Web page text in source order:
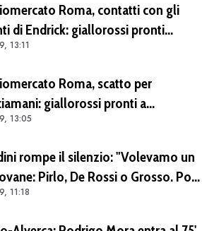
Roma, contatti con gli
di Endrick: giallorossi pronti
Aston Villa forte sul
13:11
Roma, scatto per
giallorossi pronti a
l'offerta da 15 milioni di euro
13:05
rompe il silenzio: "Volevamo un
Pirlo, De Rossi o Grosso. Poi
mi ha detto: «Pirlo non si può
11:18